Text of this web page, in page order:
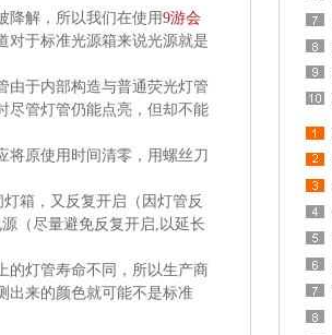
降解，所以我们在使用9游会
对于标准光源箱来说光源就是
管由于内部构造与普通荧光灯管
管灯管仍能点亮，但却不能
将原使用时间清零，用螺丝刀
箱，又反复开启（因灯管反
（尽量避免反复开启, 以延长
的灯管寿命不同，所以生产商
来的颜色就可能不是标准